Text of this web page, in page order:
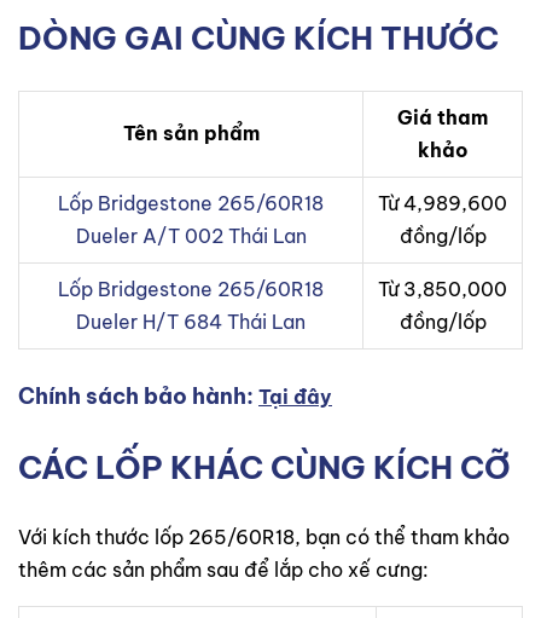
DÒNG GAI CÙNG KÍCH THƯỚC
Tên sản phẩm
Giá tham
khảo
Lốp Bridgestone 265/60R18
Dueler A/T 002 Thái Lan
Từ 4,989,600
đồng/lốp
Lốp Bridgestone 265/60R18
Dueler H/T 684 Thái Lan
Từ 3,850,000
đồng/lốp
Chính sách bảo hành: Tại đây
CÁC LỐP KHÁC CÙNG KÍCH CỠ
Với kích thước lốp 265/60R18, bạn có thể tham khảo
thêm các sản phẩm sau để lắp cho xế cưng: